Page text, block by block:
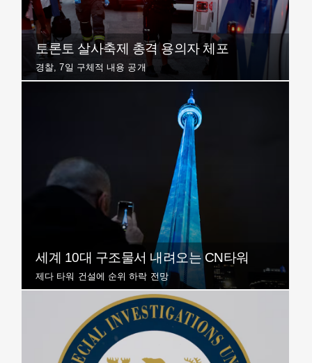
토론토 살사축제 총격 용의자 체포
경찰, 7일 구체적 내용 공개
세계 10대 구조물서 내려오는 CN타워
제다 타워 건설에 순위 하락 전망